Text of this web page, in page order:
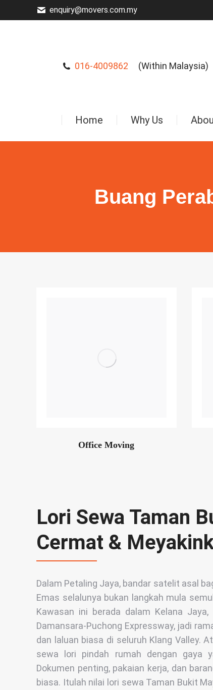
enquiry@movers.com.my
016-4009862 (Within Malaysia)
Home Why Us
Buang
Office Moving
Lori Sewa Taman
Cermat &
Dalam Petaling Jaya, bandar satelit asal
Emas selalunya bukan langkah mula
Kawasan ini berada dalam Kelana
Damansara-Puchong Expressway, jadi
dan laluan biasa di seluruh Klang Valley.
sewa lori pindah rumah dengan gaya
Dokumen penting, pakaian kerja, dan
biasa. Itulah nilai lori sewa Taman Bukit